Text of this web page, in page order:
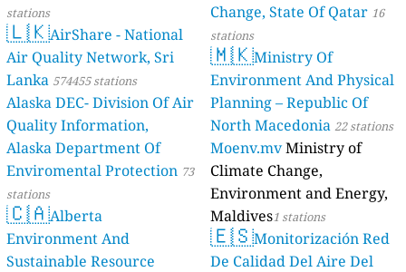
stations
🇱🇰AirShare - National
Air Quality Network, Sri
Lanka 574455 stations
Alaska DEC- Division Of Air
Quality Information,
Alaska Department Of
Enviromental Protection 73
stations
🇨🇦Alberta
Environment And
Sustainable Resource
Change, State Of Qatar 16
stations
🇲🇰Ministry Of
Environment And Physical
Planning – Republic Of
North Macedonia 22 stations
Moenv.mvMinistry of
Climate Change,
Environment and Energy,
Maldives1 stations
🇪🇸Monitorización Red
De Calidad Del Aire Del